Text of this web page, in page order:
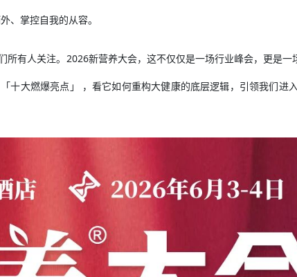
、掌控自我的从容。
有人关注。2026新营养大会，这不仅仅是一场行业峰会，更是一
十大燃爆亮点」 ，看它如何重构大健康的底层逻辑，引领我们进